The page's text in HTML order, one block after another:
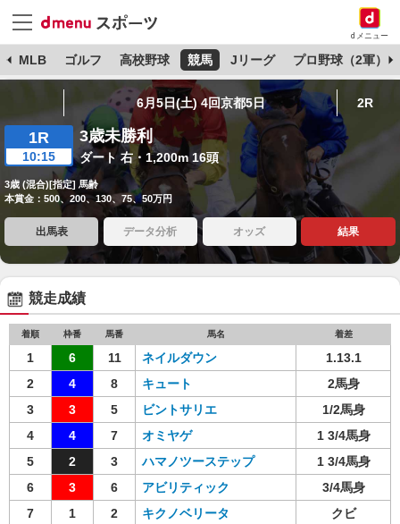
dメニュー
MLB ゴルフ 高校野球 競馬 Jリーグ プロ野球（2軍）
6月5日(土) 4回京都5日 2R
1R
10:15
3歳未勝利
ダート 右・1,200m 16頭
3歳 (混合)[指定] 馬齢
本賞金：500、200、130、75、50万円
出馬表 データ分析 オッズ 結果
競走成績
着順 枠番 馬番 馬名 着差
1 6 11 ネイルダウン
1.13.1
2
4 8 キュート
2馬身
3
3 5 ビントサリエ
1/2馬身
4
4 7 オミヤゲ
1 3/4馬身
5
2 3 ハマノツーステップ
1 3/4馬身
6
3 6 アビリティック
3/4馬身
7
1 2 キクノベリータ
クビ